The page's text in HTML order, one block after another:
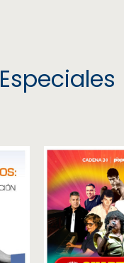
Especiales